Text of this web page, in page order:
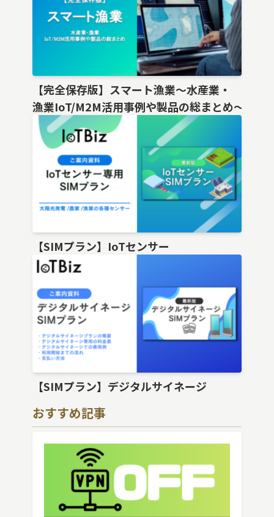
【完全保存版】スマート漁業〜水産業・
漁業IoT/M2M活用事例や製品の総まとめ〜
【SIMプラン】IoTセンサー
【SIMプラン】デジタルサイネージ
おすすめ記事